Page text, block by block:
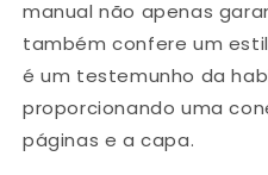
manual não apenas
também confere um
é um testemunho da
proporcionando uma
páginas e a capa.